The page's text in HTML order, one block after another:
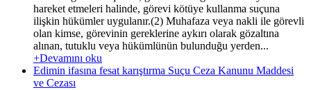
hareket etmeleri halinde, görevi kötüye kullanma suçuna
ilişkin hükümler uygulanır.(2) Muhafaza veya nakli ile görevli
olan kimse, görevinin gereklerine aykırı olarak gözaltına
alınan, tutuklu veya hükümlünün bulunduğu yerden...
+Devamını oku
Edimin ifasına fesat karıştırma Suçu Ceza Kanunu Maddesi
ve Cezası